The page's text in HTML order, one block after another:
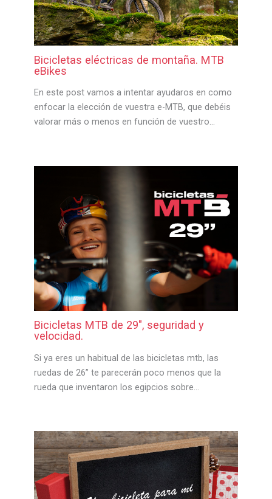
Bicicletas eléctricas de montaña. MTB
eBikes
En este post vamos a intentar ayudaros en como
enfocar la elección de vuestra e-MTB, que debéis
valorar más o menos en función de vuestro…
Bicicletas MTB de 29″, seguridad y
velocidad.
Si ya eres un habitual de las bicicletas mtb, las
ruedas de 26” te parecerán poco menos que la
rueda que inventaron los egipcios sobre…